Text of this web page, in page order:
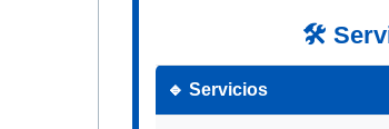
🛠
🔹 Servicios